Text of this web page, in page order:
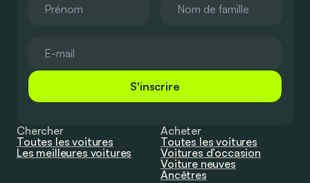
S'inscrire
Chercher
Toutes les voitures
Les meilleures voitures
Acheter
Toutes les voitures
Voitures d’occasion
Voiture neuves
Ancêtres